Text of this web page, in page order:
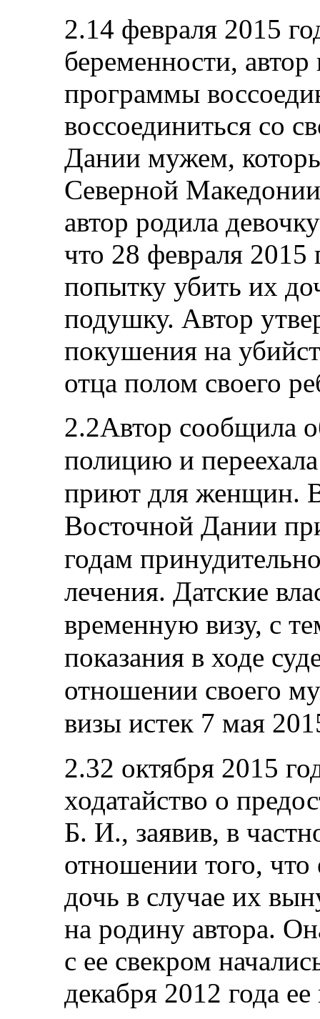
2.14 февраля 2015
беременности,
программы
воссоединиться со
Дании мужем,
Северной
автор родила
что 28 февраля
попытку убить их
подушку. Автор
покушения на
отца полом своего
2.2Автор сообщила
полицию и
приют для женщин.
Восточной Дании
годам
лечения. Датские
временную визу, с
показания в ходе
отношении своего
визы истек 7 мая
2.32 октября 2015
ходатайство о
Б. И., заявив, в
отношении того, что
дочь в случае их
на родину автора.
с ее свекром
декабря 2012 года